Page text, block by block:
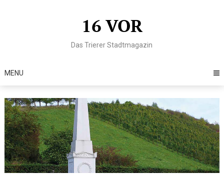
16 VOR
Das Trierer Stadtmagazin
MENU